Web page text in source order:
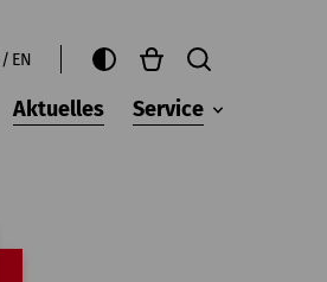
EN
Aktuelles Service